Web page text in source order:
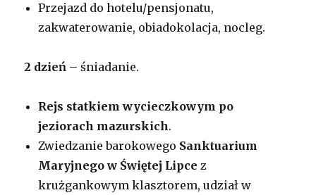
Przejazd do hotelu/pensjonatu,
zakwaterowanie, obiadokolacja, nocleg.
2 dzień – śniadanie.
Rejs statkiem wycieczkowym po
jeziorach mazurskich.
Zwiedzanie barokowego Sanktuarium
Maryjnego w Świętej Lipce z
krużgankowym klasztorem, udział w